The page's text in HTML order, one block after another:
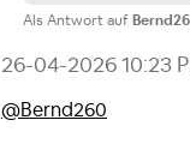
Als Antwort auf
‎26-04-2026 10:23
@Bernd260